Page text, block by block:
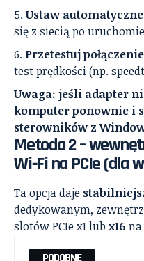
Ustaw automatyczne
się z siecią po
Przetestuj połączenie
test prędkości (np.
Uwaga: jeśli adapter
komputer ponownie i
sterowników z
Metoda 2 –
Wi‑Fi na PCIe (dla
Ta opcja daje
dedykowanym,
slotów PCIe x1 lub x16 na